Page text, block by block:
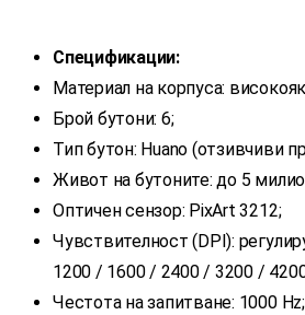
Спецификации:
Материал на корпуса:
Брой бутони: 6;
Тип бутон: Huano (отзивчиви
Живот на бутоните: до 5
Оптичен сензор: PixArt 3212;
Чувствителност (DPI):
1200 / 1600 / 2400 / 3200 /
Честота на запитване: 1000 Hz;